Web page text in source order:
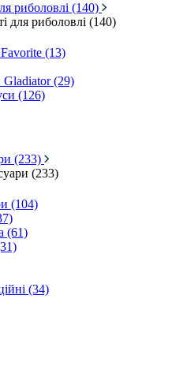
риболовлі (140)
для риболовлі (140)
(13)
Gladiator (29)
(126)
(233)
(233)
(104)
(61)
(34)